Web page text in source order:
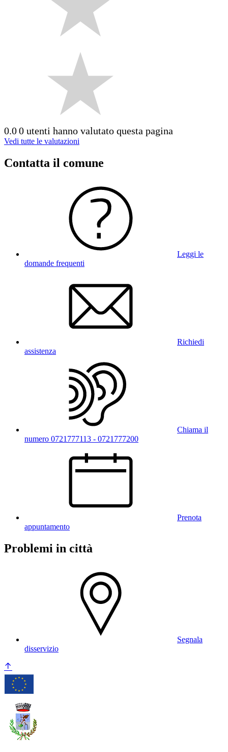
0.00 utenti hanno valutato questa pagina
Vedi tutte le valutazioni
Contatta il comune
Leggi le
domande frequenti
Richiedi
assistenza
Chiama il
numero 0721777113 - 0721777200
Prenota
appuntamento
Problemi in città
Segnala
disservizio